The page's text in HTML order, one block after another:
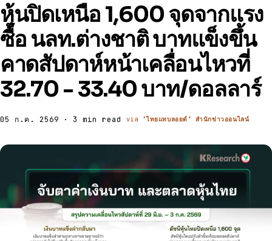
หุ้นปิดเหนือ 1,600 จุดจากแรง
ซื้อ นลท.ต่างชาติ บาทแข็งขึ้น
คาดสัปดาห์หน้าเคลื่อนไหวที่
32.70 - 33.40 บาท/ดอลลาร์
05 ก.ค. 2569 · 3 min read via 'ไทยแทบลอยด์' สำนักข่าวออนไลน์